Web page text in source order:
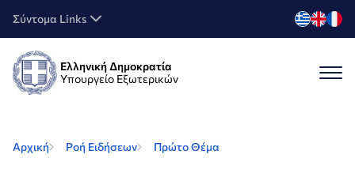
Σύντομα Links
Ελληνική Δημοκρατία
Υπουργείο Εξωτερικών
Αρχική Ροή Ειδήσεων Πρώτο Θέμα